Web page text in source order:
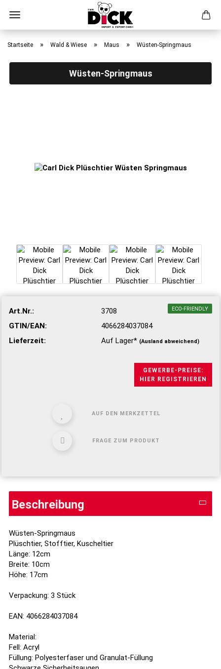
Direkt
zumStartseite » Wald & Wiese » Maus » Wüsten-Springmaus
Wüsten-Springmaus
ECO-FRIENDLY
Art.Nr.:
3708
GTIN/EAN:
4066284037084
Lieferzeit:
Auf Lager* (Ausland abweichend)
GEWERBE-PREISE:
HIER REGISTRIEREN
AUF DEN MERKZETTEL
FRAGE ZUM PRODUKT
Beschreibung
Wüsten-Springmaus
Plüschtier, Stofftier, Kuscheltier
Länge: 12cm
Breite: 10cm
Höhe: 17cm
Verpackung: 3 Stück
EAN: 4066284037084
Material:
Fell: Acryl
Füllung: Polyesterfaser und Granulat-Füllung